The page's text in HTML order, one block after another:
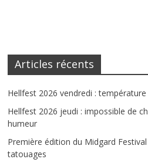
Articles récents
Hellfest 2026 vendredi :
Hellfest 2026 jeudi : impossible de
humeur
Première édition du Midgard
tatouages